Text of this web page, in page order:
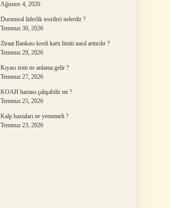
Ağustos 4, 2026
Durumsal liderlik teorileri nelerdir ?
Temmuz 30, 2026
Ziraat Bankası kredi kartı limiti nasıl arttırılır ?
Temmuz 29, 2026
Kıyası ismi ne anlama gelir ?
Temmuz 27, 2026
KOAH hastası çalışabilir mi ?
Temmuz 25, 2026
Kalp hastaları ne yememeli ?
Temmuz 23, 2026